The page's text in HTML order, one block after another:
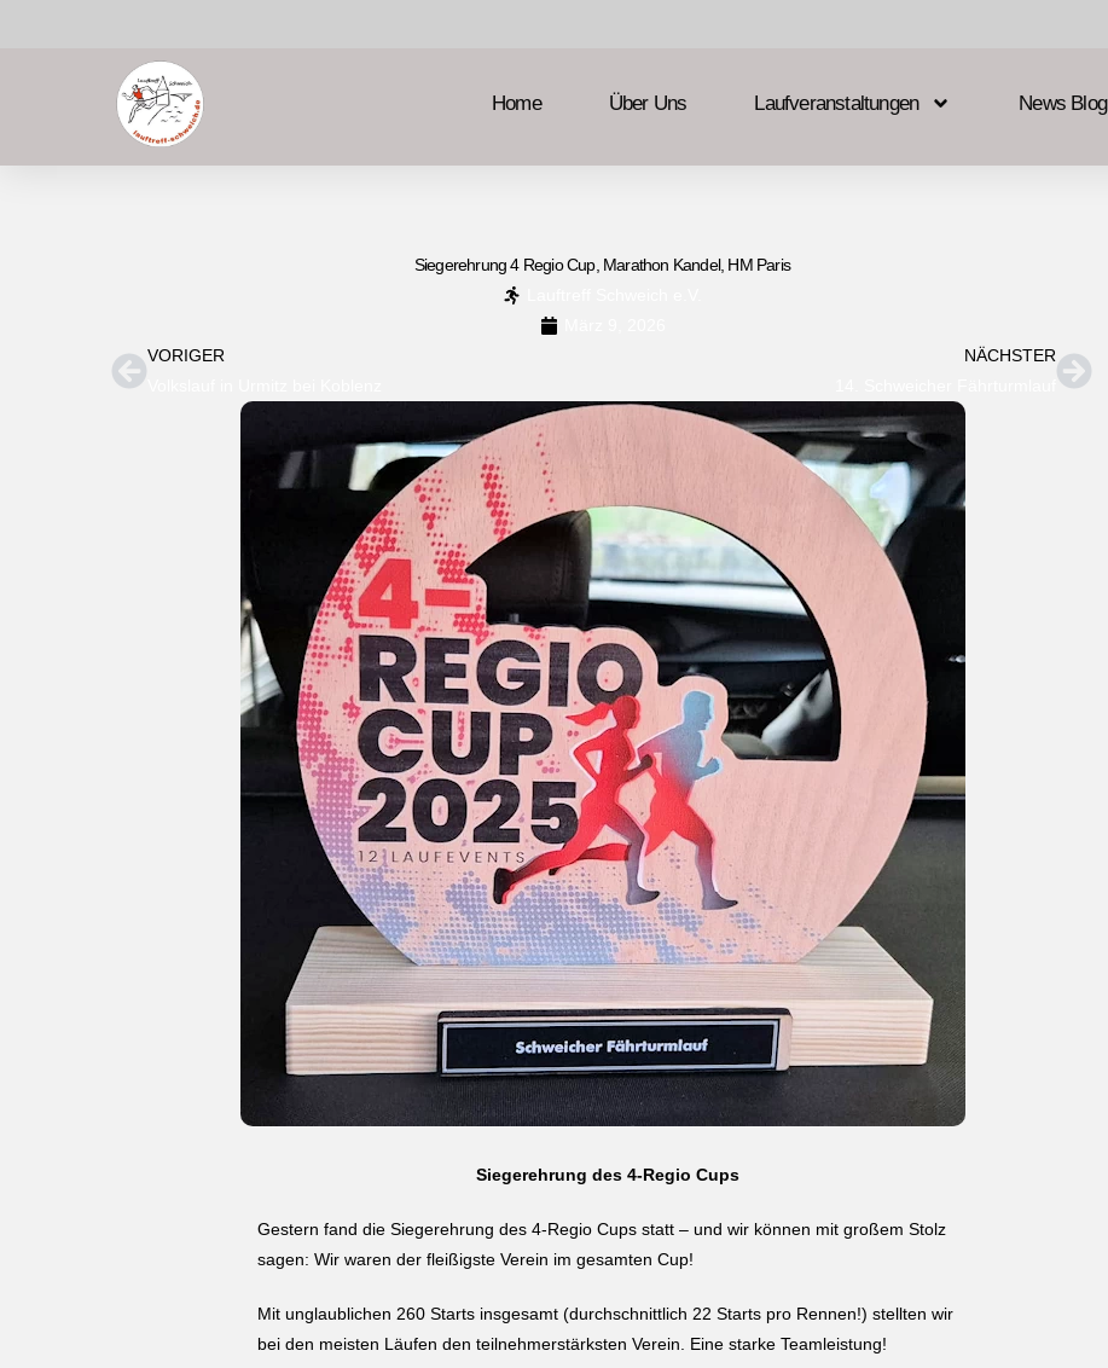
Home Über Uns Laufveranstaltungen News Blog
Siegerehrung 4 Regio Cup, Marathon Kandel, HM Paris
VORIGER
NÄCHSTER
Siegerehrung des 4-Regio Cups
Gestern fand die Siegerehrung des 4-Regio Cups statt – und wir können mit großem Stolz
sagen: Wir waren der fleißigste Verein im gesamten Cup!
Mit unglaublichen 260 Starts insgesamt (durchschnittlich 22 Starts pro Rennen!) stellten wir
bei den meisten Läufen den teilnehmerstärksten Verein. Eine starke Teamleistung!